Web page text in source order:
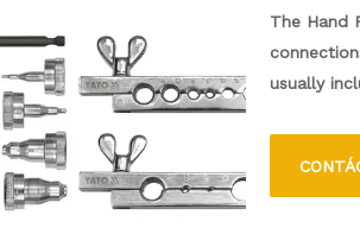
The Hand
usually